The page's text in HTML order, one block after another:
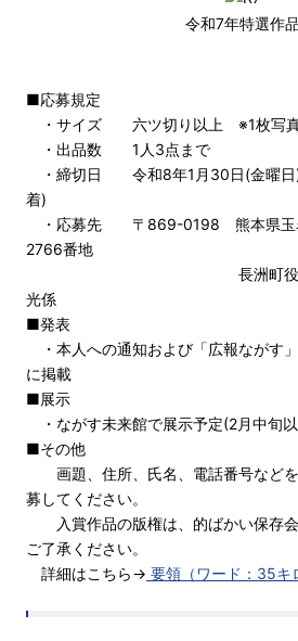
令和7年特選作品
■応募規定
・サイズ 六ツ切り以上 ※1枚写
・出品数 1人3点まで
・締切日 令和8年1月30日(金曜
着)
・応募先 〒869-0198 熊本県玉
2766番地
長洲町役場まちづ
光係
■発表
・本人への通知および「広報ながす
に掲載
■展示
・ながす未来館で展示予定(2月中旬
■その他
画題、住所、氏名、電話番号などを
募してください。
入賞作品の版権は、的ばかい保存会
ご了承ください。
詳細はこちら→ 要領（ワード：35キ